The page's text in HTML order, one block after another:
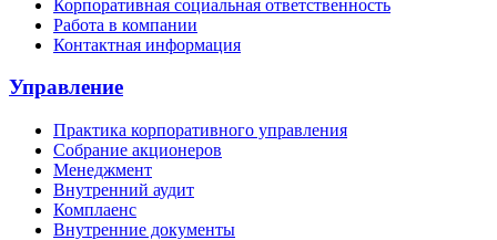
Корпоративная социальная ответственность
Работа в компании
Контактная информация
Управление
Практика корпоративного управления
Собрание акционеров
Менеджмент
Внутренний аудит
Комплаенс
Внутренние документы